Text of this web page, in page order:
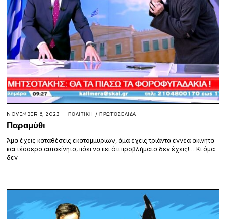
NOVEMBER 6, 2023 ΠΟΛΙΤΙΚΉ / ΠΡΩΤΟΣΈΛΙΔΑ
Παραμύθι
Άμα έχεις καταθέσεις εκατομμυρίων, άμα έχεις τριάντα εννέα ακίνητα
και τέσσερα αυτοκίνητα, πάει να πει ότι προβλήματα δεν έχεις!… Κι άμα
δεν